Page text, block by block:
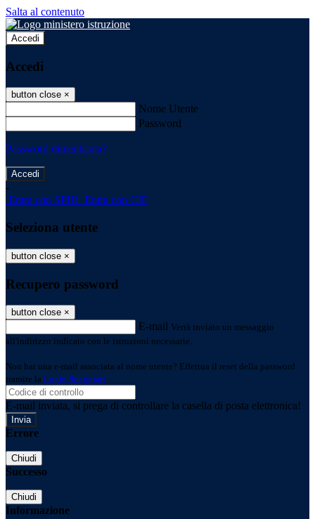
Salta al contenuto
Accedi
Accedi
button close ×
Nome Utente
Password
Password dimenticata?
-
Entra con SPID Entra con CIE
Seleziona utente
button close ×
Recupero password
button close ×
E-mail Verrà inviato un messaggio
all'indirizzo indicato con le istruzioni necessarie.
Non hai una e-mail associata al nome utente? Effettua il reset della password
tramite la Login Spaggiari
E-mail inviata, si prega di controllare la casella di posta elettronica!
Errore
Chiudi
Successo
Chiudi
Informazione